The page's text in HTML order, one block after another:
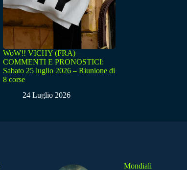
WoW!! VICHY (FRA) –
COMMENTI E PRONOSTICI:
Sabato 25 luglio 2026 – Riunione di
8 corse
24 Luglio 2026
Mondiali